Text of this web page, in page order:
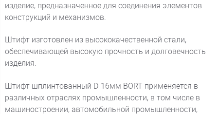
изделие, предназначенное для соединения элементов
конструкций и механизмов.
Штифт изготовлен из высококачественной стали,
обеспечивающей высокую прочность и долговечность
изделия.
Штифт шплинтованный D-16мм BORT применяется в
различных отраслях промышленности, в том числе в
машиностроении, автомобильной промышленности,